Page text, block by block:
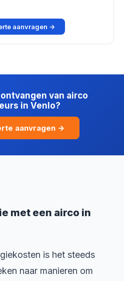
aanvragen →
van airco
in Venlo?
aanvragen →
met een airco in
is het steeds
naar manieren om